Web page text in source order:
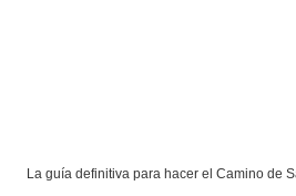
La guía definitiva para hacer el Camino de